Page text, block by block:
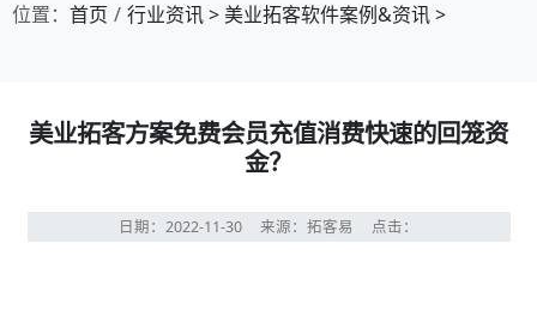
位置： 首页 行业资讯>美业拓客软件案例&资讯>
美业拓客方案免费会员充值消费快速的回笼资
金？
日期：2022-11-30 来源：拓客易 点击：